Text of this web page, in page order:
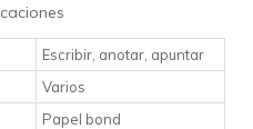
Escribir, anotar, apuntar
Varios
Papel bond